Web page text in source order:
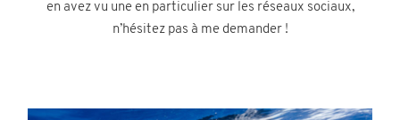
en avez vu une en particulier sur les réseaux sociaux,
n’hésitez pas à me demander !